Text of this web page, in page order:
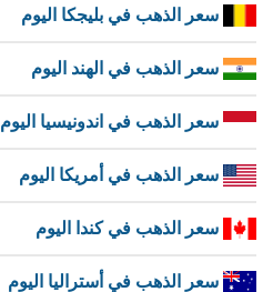
سعر الذهب في بليجكا اليوم
سعر الذهب في الهند اليوم
سعر الذهب في اندونيسيا اليوم
سعر الذهب في أمريكا اليوم
سعر الذهب في كندا اليوم
سعر الذهب في أستراليا اليوم